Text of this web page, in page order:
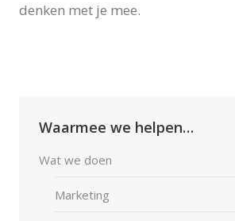
denken met je mee.
Waarmee we helpen…
Wat we doen
Marketing